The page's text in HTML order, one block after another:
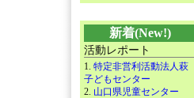
新着(New!)
活動レポート
1. 特定非営利活動法人萩
子どもセンター
2. 山口県児童センター